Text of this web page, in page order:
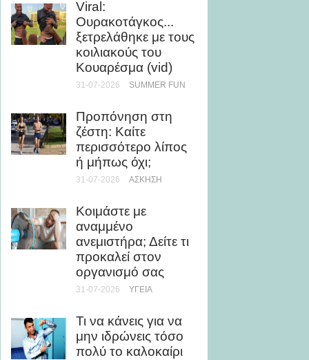
Viral:
Ουρακοτάγκος...
ξετρελάθηκε με τους
κοιλιακούς του
Κουαρέσμα (vid)
31-07-2026 SUMMER FUN
Προπόνηση στη
ζέστη: Καίτε
περισσότερο λίπος
ή μήπως όχι;
31-07-2026 ΆΣΚΗΣΗ
Κοιμάστε με
αναμμένο
ανεμιστήρα; Δείτε τι
προκαλεί στον
οργανισμό σας
31-07-2026 ΥΓΕΊΑ
Τι να κάνεις για να
μην ιδρώνεις τόσο
πολύ το καλοκαίρι